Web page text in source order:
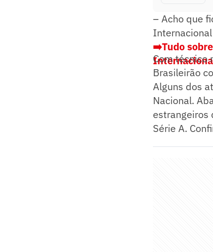
– Acho que
➡️Tudo
Com técnico
Brasileirão
Alguns dos
Nacional.
estrangeiros
Série A.